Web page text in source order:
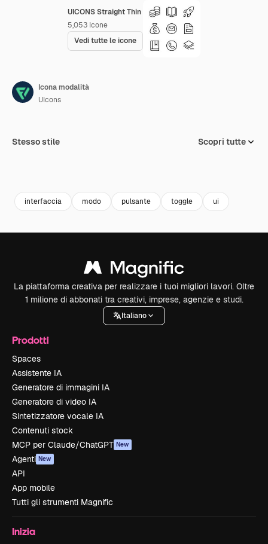
UICONS Straight Thin
5,053 Icone
Vedi tutte le icone
Icona modalità
UIcons
Stesso stile Scopri tutte
interfaccia modo pulsante toggle ui
La piattaforma creativa per realizzare i tuoi migliori lavori. Oltre
1 milione di abbonati tra creativi, imprese, agenzie e studi.
Italiano
Prodotti
Spaces
Assistente IA
Generatore di immagini IA
Generatore di video IA
Sintetizzatore vocale IA
Contenuti stock
MCP per Claude/ChatGPT New
Agenti New
API
App mobile
Tutti gli strumenti Magnific
Inizia